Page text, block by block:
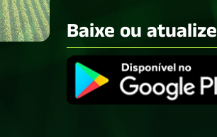
Baixe ou